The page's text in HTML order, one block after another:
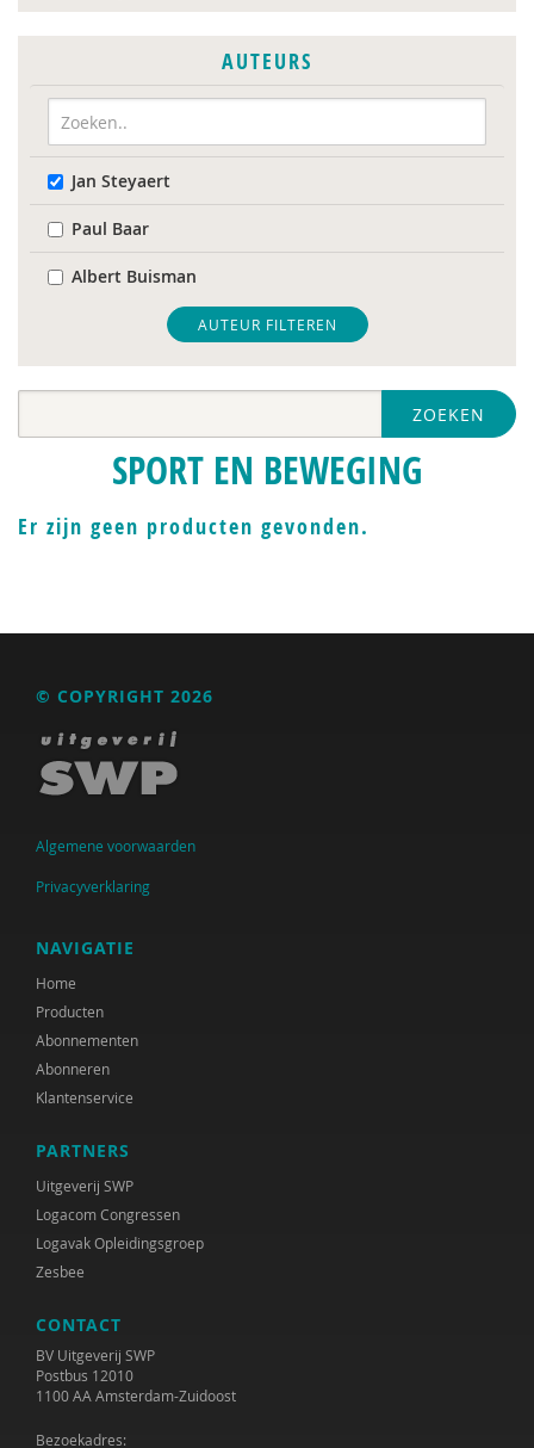
AUTEURS
Jan Steyaert
Paul Baar
Albert Buisman
AUTEUR FILTEREN
ZOEKEN
SPORT EN BEWEGING
Er zijn geen producten gevonden.
© COPYRIGHT 2026
Algemene voorwaarden
Privacyverklaring
NAVIGATIE
Home
Producten
Abonnementen
Abonneren
Klantenservice
PARTNERS
Uitgeverij SWP
Logacom Congressen
Logavak Opleidingsgroep
Zesbee
CONTACT
BV Uitgeverij SWP
Postbus 12010
1100 AA Amsterdam-Zuidoost
Bezoekadres: